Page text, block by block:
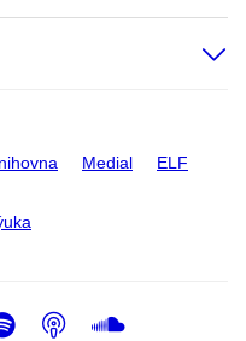
Medial ELF
Spotify
Podcast